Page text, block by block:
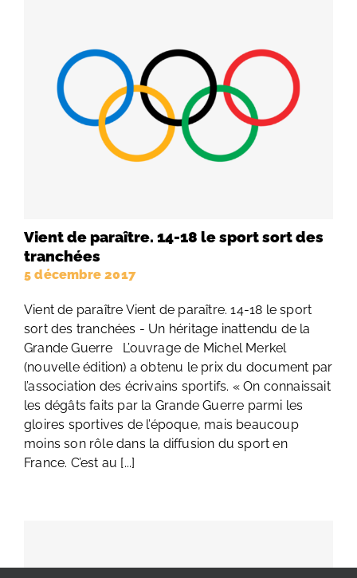
Vient de paraître. 14-18 le sport sort des
tranchées
5 décembre 2017
Vient de paraître Vient de paraître. 14-18 le sport
sort des tranchées - Un héritage inattendu de la
Grande Guerre L’ouvrage de Michel Merkel
(nouvelle édition) a obtenu le prix du document par
l’association des écrivains sportifs. « On connaissait
les dégâts faits par la Grande Guerre parmi les
gloires sportives de l’époque, mais beaucoup
moins son rôle dans la diffusion du sport en
France. C’est au [...]